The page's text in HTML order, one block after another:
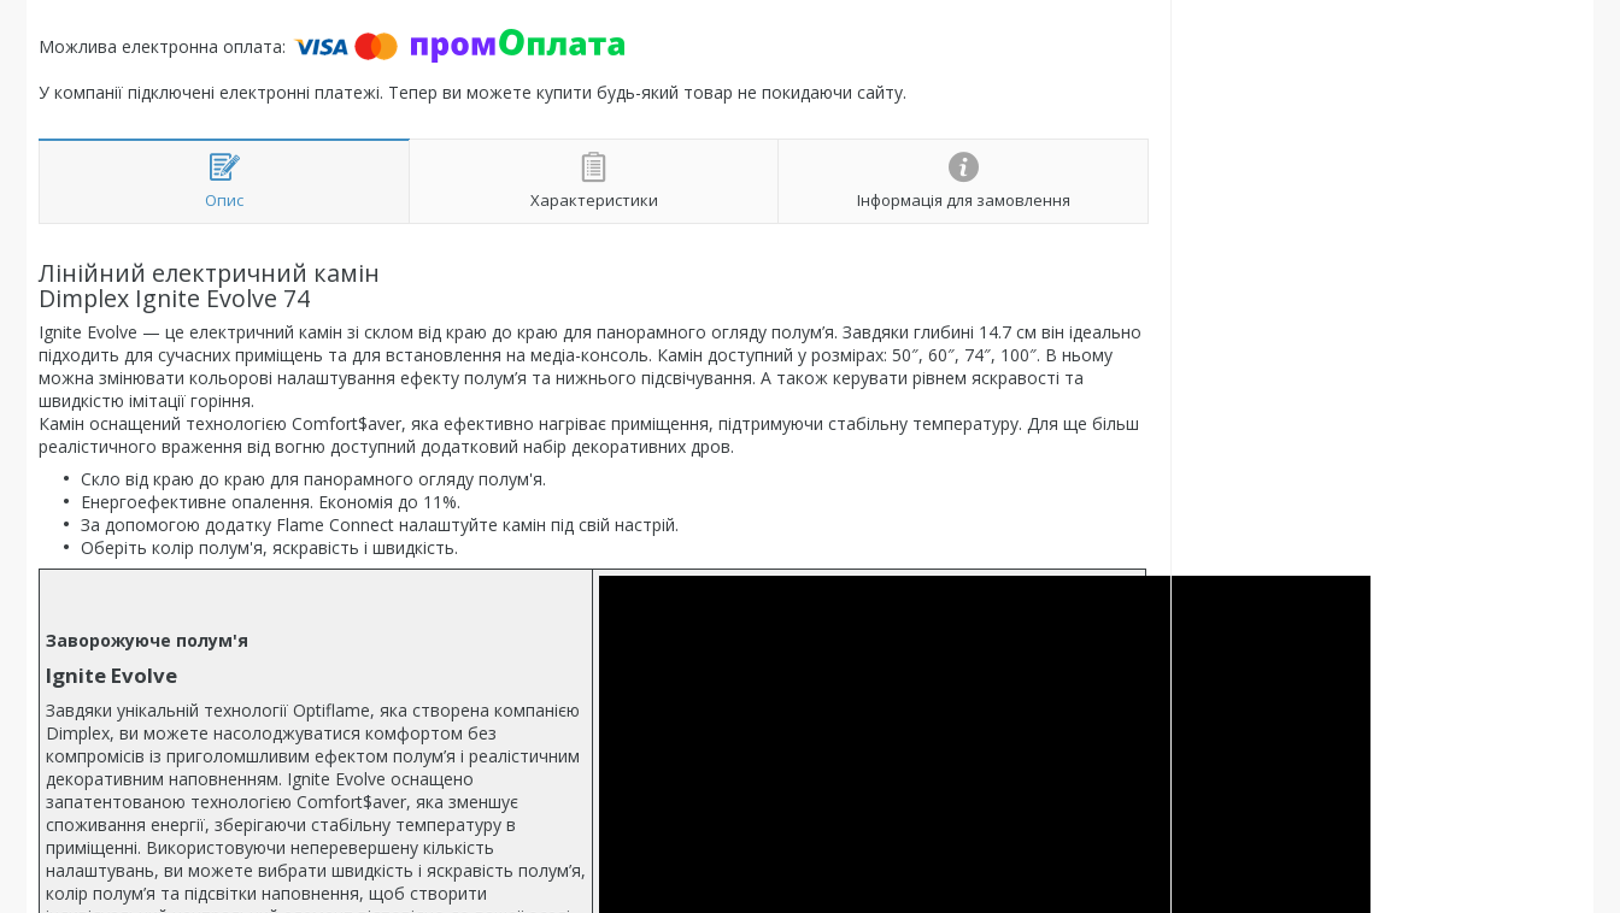
У компанії підключені електронні платежі. Тепер ви можете купити будь-який товар не покидаючи сайту.
Опис Характеристики Інформація для замовлення
Лінійний електричний камін
Dimplex Ignite Evolve 74
Ignite Evolve — це електричний камін зі склом від краю до краю для панорамного огляду полум’я. Завдяки глибині 14.7 см він ідеально
підходить для сучасних приміщень та для встановлення на медіа-консоль. Камін доступний у розмірах: 50″, 60″, 74″, 100″. В ньому
можна змінювати кольорові налаштування ефекту полум’я та нижнього підсвічування. А також керувати рівнем яскравості та
швидкістю імітації горіння.
Камін оснащений технологією Comfort$aver, яка ефективно нагріває приміщення, підтримуючи стабільну температуру. Для ще більш
реалістичного враження від вогню доступний додатковий набір декоративних дров.
Скло від краю до краю для панорамного огляду полум'я.
Енергоефективне опалення. Економія до 11%.
За допомогою додатку Flame Connect налаштуйте камін під свій настрій.
Оберіть колір полум'я, яскравість і швидкість.
Заворожуюче полум'я
Ignite Evolve
Завдяки унікальній технології Optiflame, яка створена компанією
Dimplex, ви можете насолоджуватися комфортом без
компромісів із приголомшливим ефектом полум’я і реалістичним
декоративним наповненням. Ignite Evolve оснащено
запатентованою технологією Comfort$aver, яка зменшує
споживання енергії, зберігаючи стабільну температуру в
приміщенні. Використовуючи неперевершену кількість
налаштувань, ви можете вибрати швидкість і яскравість полум’я,
колір полум’я та підсвітки наповнення, щоб створити